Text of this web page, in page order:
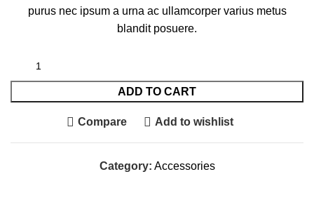
purus nec ipsum a urna ac ullamcorper varius metus
blandit posuere.
ADD TO CART
Compare Add to wishlist
Category: Accessories